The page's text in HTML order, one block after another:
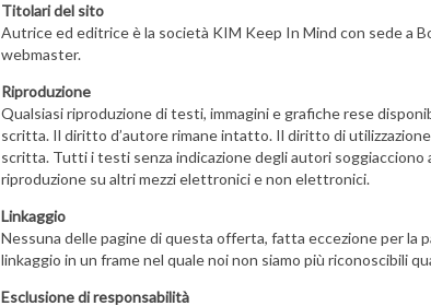
Titolari del sito
Autrice ed editrice è la società KIM Keep In Mind con sede a
webmaster.
Riproduzione
Qualsiasi riproduzione di testi, immagini e grafiche rese
scritta. Il diritto d’autore rimane intatto. Il diritto di
scritta. Tutti i testi senza indicazione degli autori
riproduzione su altri mezzi elettronici e non elettronici.
Linkaggio
Nessuna delle pagine di questa offerta, fatta eccezione per la
linkaggio in un frame nel quale noi non siamo più riconoscibili
Esclusione di responsabilità